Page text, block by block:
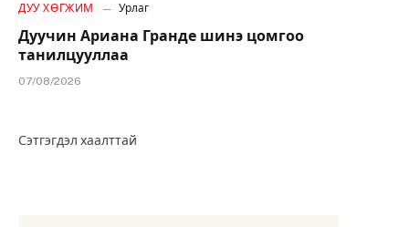
ДУУ ХӨГЖИМ Урлаг
Дуучин Ариана Гранде шинэ цомгоо
танилцууллаа
07/08/2026
Сэтгэгдэл хаалттай